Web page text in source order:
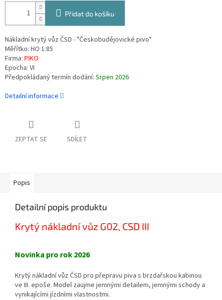
Přidat do košíku
Nákladní krytý vůz ČSD - "Českobudějovické pivo"
Měřítko: HO 1:85
Firma: PIKO
Epocha: VI
Předpokládaný termín dodání: Srpen 2026
Detailní informace
ZEPTAT SE SDÍLET
Popis
Detailní popis produktu
Krytý nákladní vůz G02, CSD III
Novinka pro rok 2026
Krytý nákladní vůz ČSD pro přepravu piva s brzdařskou kabinou
ve III. epoše. Model zaujme jemnými detailem, jemnými schody a
vynikajícími jízdními vlastnostmi.